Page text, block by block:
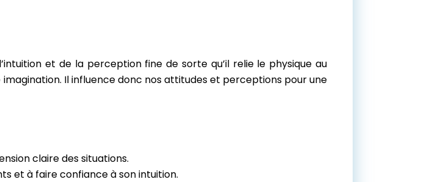
et de la perception fine de sorte qu’il relie le physique au
Il influence donc nos attitudes et perceptions pour une
claire des situations.
et à faire confiance à son intuition.